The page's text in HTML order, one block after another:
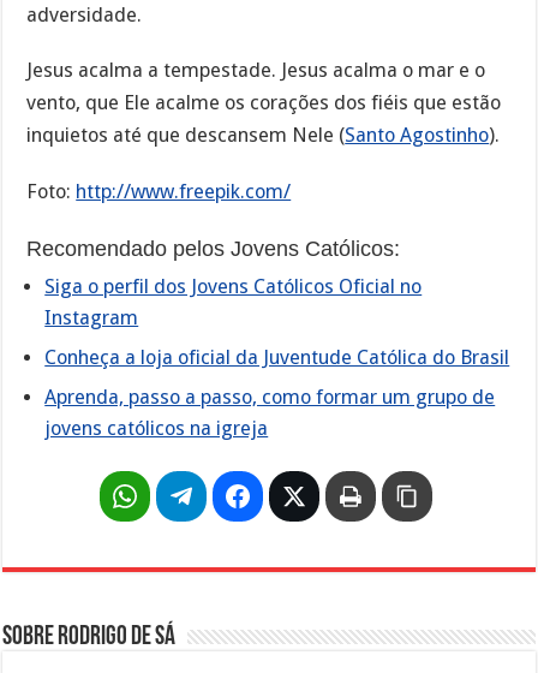
adversidade.
Jesus acalma a tempestade. Jesus acalma o mar e o
vento, que Ele acalme os corações dos fiéis que estão
inquietos até que descansem Nele (Santo Agostinho).
Foto: http://www.freepik.com/
Recomendado pelos Jovens Católicos:
Siga o perfil dos Jovens Católicos Oficial no
Instagram
Conheça a loja oficial da Juventude Católica do Brasil
Aprenda, passo a passo, como formar um grupo de
jovens católicos na igreja
Sobre Rodrigo de Sá